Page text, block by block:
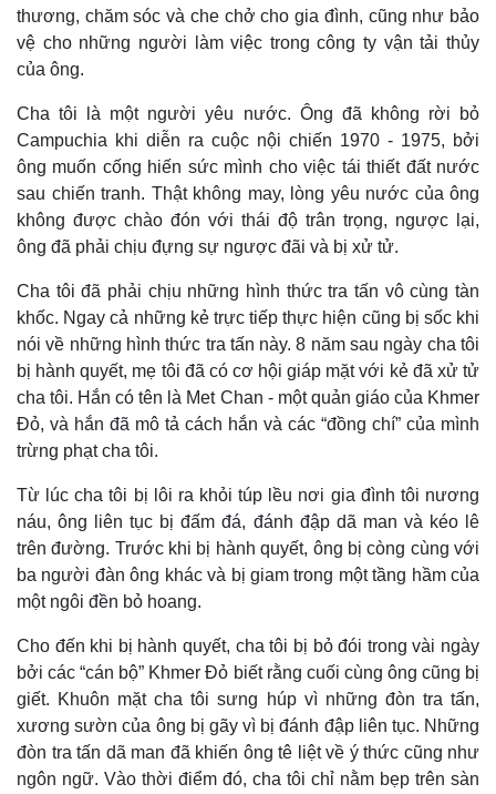
thương, chăm sóc và che chở cho gia đình, cũng như bảo
vệ cho những người làm việc trong công ty vận tải thủy
của ông.
Cha tôi là một người yêu nước. Ông đã không rời bỏ
Campuchia khi diễn ra cuộc nội chiến 1970 - 1975, bởi
ông muốn cống hiến sức mình cho việc tái thiết đất nước
sau chiến tranh. Thật không may, lòng yêu nước của ông
không được chào đón với thái độ trân trọng, ngược lại,
ông đã phải chịu đựng sự ngược đãi và bị xử tử.
Cha tôi đã phải chịu những hình thức tra tấn vô cùng tàn
khốc. Ngay cả những kẻ trực tiếp thực hiện cũng bị sốc khi
nói về những hình thức tra tấn này. 8 năm sau ngày cha tôi
bị hành quyết, mẹ tôi đã có cơ hội giáp mặt với kẻ đã xử tử
cha tôi. Hắn có tên là Met Chan - một quản giáo của Khmer
Đỏ, và hắn đã mô tả cách hắn và các “đồng chí” của mình
trừng phạt cha tôi.
Từ lúc cha tôi bị lôi ra khỏi túp lều nơi gia đình tôi nương
náu, ông liên tục bị đấm đá, đánh đập dã man và kéo lê
trên đường. Trước khi bị hành quyết, ông bị còng cùng với
ba người đàn ông khác và bị giam trong một tầng hầm của
một ngôi đền bỏ hoang.
Cho đến khi bị hành quyết, cha tôi bị bỏ đói trong vài ngày
bởi các “cán bộ” Khmer Đỏ biết rằng cuối cùng ông cũng bị
giết. Khuôn mặt cha tôi sưng húp vì những đòn tra tấn,
xương sườn của ông bị gãy vì bị đánh đập liên tục. Những
đòn tra tấn dã man đã khiến ông tê liệt về ý thức cũng như
ngôn ngữ. Vào thời điểm đó, cha tôi chỉ nằm bẹp trên sàn